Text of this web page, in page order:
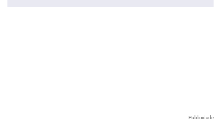
Publicidade